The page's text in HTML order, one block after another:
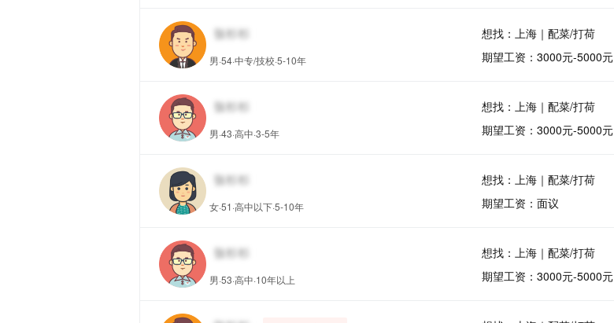
男·54·中专/技校·5-10年
想找：上海｜配菜/打荷
期望工资：3000元-5000元
男·43·高中·3-5年
想找：上海｜配菜/打荷
期望工资：3000元-5000元
女·51·高中以下·5-10年
想找：上海｜配菜/打荷
期望工资：面议
男·53·高中·10年以上
想找：上海｜配菜/打荷
期望工资：3000元-5000元